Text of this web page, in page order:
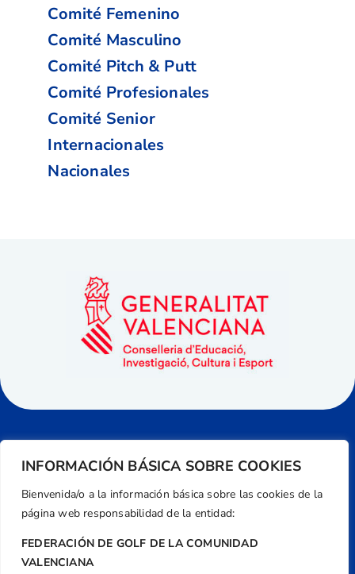
INFORMACIÓN BÁSICA SOBRE COOKIES
Bienvenida/o a la información básica sobre las cookies de la
página web responsabilidad de la entidad:
FEDERACIÓN DE GOLF DE LA COMUNIDAD
VALENCIANA
Comité Femenino
Comité Masculino
Comité Pitch & Putt
Comité Profesionales
Comité Senior
Internacionales
Nacionales